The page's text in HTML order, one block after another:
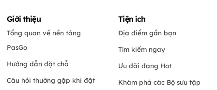
Giới thiệu
Tổng quan về nền tảng
PasGo
Hướng dẫn đặt chỗ
Câu hỏi thường gặp khi đặt
Tiện ích
Địa điểm gần bạn
Tìm kiếm ngay
Ưu đãi đang Hot
Khám phá các Bộ sưu tập